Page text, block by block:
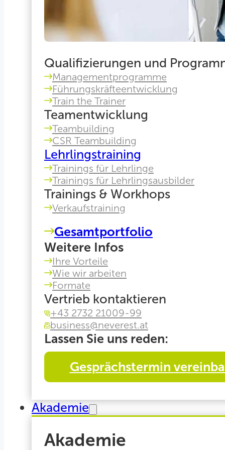
Qualifizierungen und
Managementprogramme
Führungskräfteentwicklung
Train the Trainer
Teamentwicklung
Teambuilding
CSR Teambuilding
Lehrlingstraining
Trainings für Lehrlinge
Trainings für Lehrlingsausbilder
Trainings & Workhops
Verkaufstraining
Gesamtportfolio
Weitere Infos
Ihre Vorteile
Wie wir arbeiten
Formate
Vertrieb kontaktieren
+43 2732 21009-99
business@neverest.at
Lassen Sie uns reden:
Gesprächstermin
Akademie
Akademie